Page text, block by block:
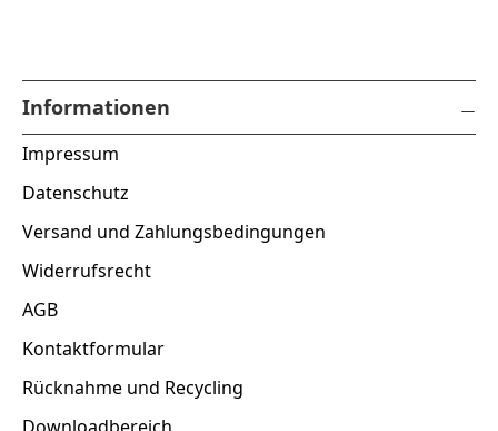
Informationen
Impressum
Datenschutz
Versand und Zahlungsbedingungen
Widerrufsrecht
AGB
Kontaktformular
Rücknahme und Recycling